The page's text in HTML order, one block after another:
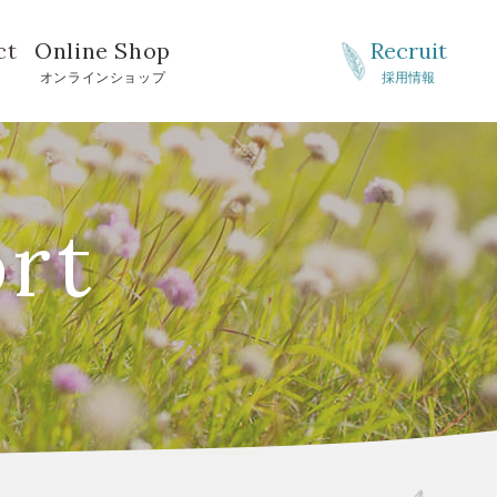
Recruit
採用情報
Online Shop
オンラインショップ